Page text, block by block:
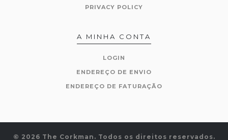
PRIVACY POLICY
A MINHA CONTA
LOGIN
ENDEREÇO DE ENVIO
ENDEREÇO DE FATURAÇÃO
© 2026 The Corkman. Todos os direitos reservados.